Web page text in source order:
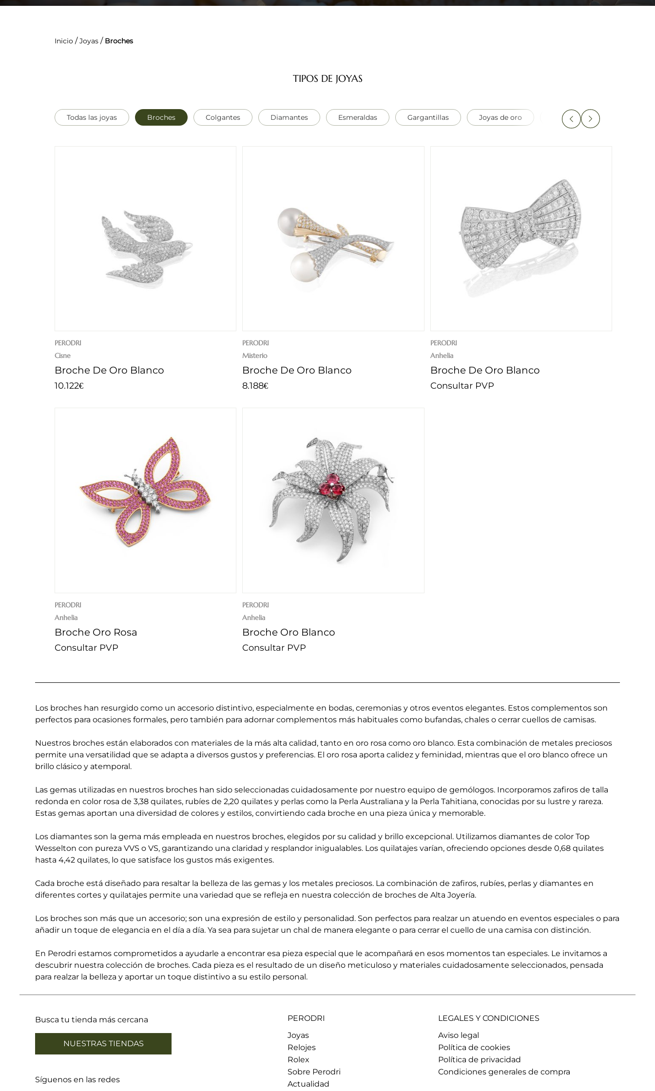
Inicio /Joyas / Broches
TIPOS DE JOYAS
Todas las joyas Broches Colgantes Diamantes Esmeraldas Gargantillas Joyas de oro Joyas de oro blanco
PERODRI
Cisne
Broche De Oro Blanco
10.122€
PERODRI
Misterio
Broche De Oro Blanco
8.188€
PERODRI
Anhelia
Broche De Oro Blanco
Consultar PVP
PERODRI
Anhelia
Broche Oro Rosa
Consultar PVP
PERODRI
Anhelia
Broche Oro Blanco
Consultar PVP
Los broches han resurgido como un accesorio distintivo, especialmente en bodas, ceremonias y otros eventos elegantes. Estos complementos son
perfectos para ocasiones formales, pero también para adornar complementos más habituales como bufandas, chales o cerrar cuellos de camisas.
Nuestros broches están elaborados con materiales de la más alta calidad, tanto en oro rosa como oro blanco. Esta combinación de metales preciosos
permite una versatilidad que se adapta a diversos gustos y preferencias. El oro rosa aporta calidez y feminidad, mientras que el oro blanco ofrece un
brillo clásico y atemporal.
Las gemas utilizadas en nuestros broches han sido seleccionadas cuidadosamente por nuestro equipo de gemólogos. Incorporamos zafiros de talla
redonda en color rosa de 3,38 quilates, rubíes de 2,20 quilates y perlas como la Perla Australiana y la Perla Tahitiana, conocidas por su lustre y rareza.
Estas gemas aportan una diversidad de colores y estilos, convirtiendo cada broche en una pieza única y memorable.
Los diamantes son la gema más empleada en nuestros broches, elegidos por su calidad y brillo excepcional. Utilizamos diamantes de color Top
Wesselton con pureza VVS o VS, garantizando una claridad y resplandor inigualables. Los quilatajes varían, ofreciendo opciones desde 0,68 quilates
hasta 4,42 quilates, lo que satisface los gustos más exigentes.
Cada broche está diseñado para resaltar la belleza de las gemas y los metales preciosos. La combinación de zafiros, rubíes, perlas y diamantes en
diferentes cortes y quilatajes permite una variedad que se refleja en nuestra colección de broches de Alta Joyería.
Los broches son más que un accesorio; son una expresión de estilo y personalidad. Son perfectos para realzar un atuendo en eventos especiales o para
añadir un toque de elegancia en el día a día. Ya sea para sujetar un chal de manera elegante o para cerrar el cuello de una camisa con distinción.
En Perodri estamos comprometidos a ayudarle a encontrar esa pieza especial que le acompañará en esos momentos tan especiales. Le invitamos a
descubrir nuestra colección de broches. Cada pieza es el resultado de un diseño meticuloso y materiales cuidadosamente seleccionados, pensada
para realzar la belleza y aportar un toque distintivo a su estilo personal.
Busca tu tienda más cercana
NUESTRAS TIENDAS
Síguenos en las redes
PERODRI
Joyas
Relojes
Rolex
Sobre Perodri
Actualidad
LEGALES Y CONDICIONES
Aviso legal
Política de cookies
Política de privacidad
Condiciones generales de compra